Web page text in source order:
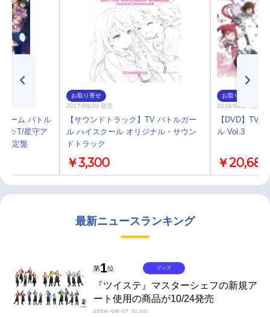
ーム バトル
星守ア
限定盤
お取り寄せ
2017/09/20 発売
【サウンドトラック】TV バトルガー
ル ハイスクール オリジナル・サウン
ドトラック
￥3,300
お取り寄せ
2018/01/24 発売
【DVD】TV
ル Vol.3
￥20,680
最新ニュースランキング
第1位
『ツイステ』マスターシェフの新規ア
ート使用の商品が10/24発売
2026-08-07 12:50
グッズ